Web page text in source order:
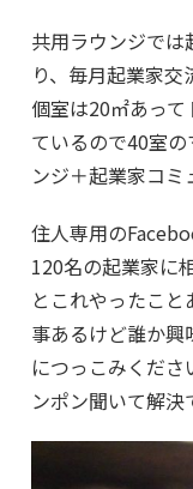
共用ラウンジで
り、毎月起業家交
個室は20㎡あっ
ているので40室
ンジ＋起業家コミ
住人専用の
120名の起業家に
とこれやったこ
事あるけど誰か
につっこみくだ
ンポン聞いて解決